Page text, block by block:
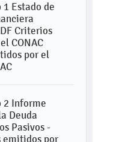
Estado de
Criterios
CONAC
por el
2 Informe
Deuda
Pasivos -
emitidos por